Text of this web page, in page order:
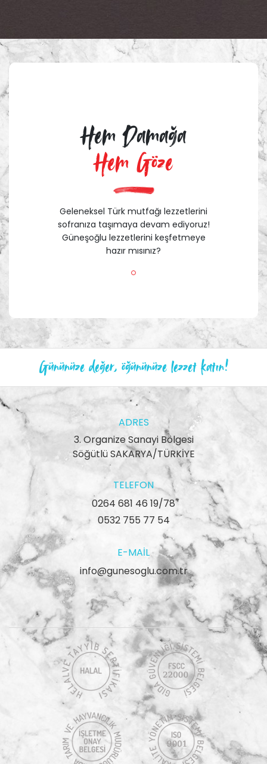
Hem Damağa
Hem Göze
Geleneksel Türk mutfağı lezzetlerini
sofranıza taşımaya devam ediyoruz!
Güneşoğlu lezzetlerini keşfetmeye
hazır mısınız?
Gününüze değer, öğününüze lezzet katın!
ADRES
3. Organize Sanayi Bölgesi
Söğütlü SAKARYA/TÜRKİYE
TELEFON
0264 681 46 19/78
0532 755 77 54
E-MAIL
info@gunesoglu.com.tr